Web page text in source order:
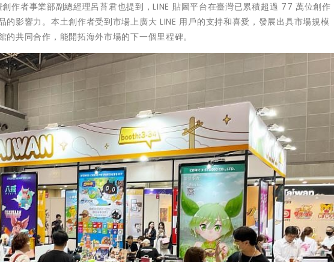
作者事業部副總經理呂苔君也提到，LINE 貼圖平台在臺灣已累積超過 77 萬位創作
影響力。本土創作者受到市場上廣大 LINE 用戶的支持和喜愛，發展出具市場規模
共同合作，能開拓海外市場的下一個里程碑。